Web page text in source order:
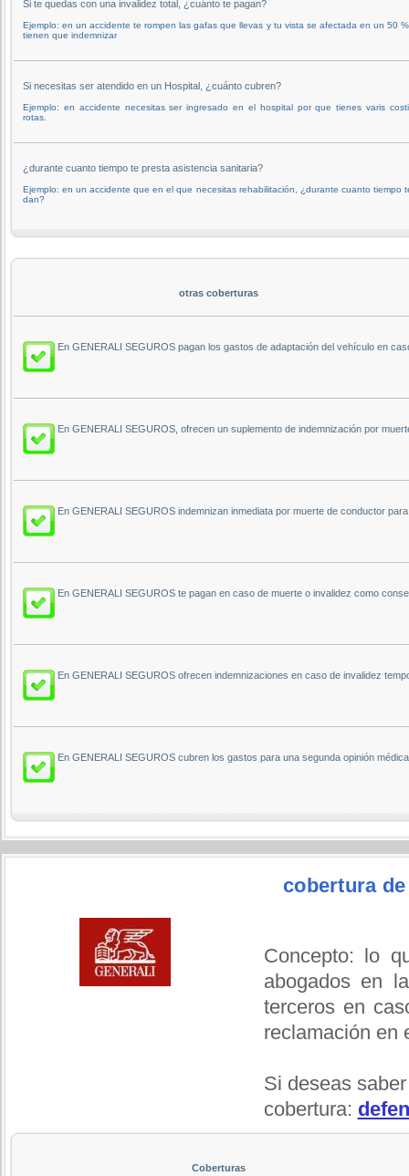
Si te quedas con una invalidez total, ¿cuánto te pagan?
Ejemplo: en un accidente te rompen las gafas que llevas y tu vista se afectada en un 50
tienen que indemnizar
Si necesitas ser atendido en un Hospital, ¿cuánto cubren?
Ejemplo: en accidente necesitas ser ingresado en el hospital por que tienes varis
rotas.
¿durante cuanto tiempo te presta asistencia sanitaria?
Ejemplo: en un accidente que en el que necesitas rehabilitación, ¿durante cuanto tiempo
dan?
otras coberturas
En GENERALI SEGUROS pagan los gastos de adaptación del vehículo en
En GENERALI SEGUROS, ofrecen un suplemento de indemnización por
En GENERALI SEGUROS indemnizan inmediata por muerte de conductor
En GENERALI SEGUROS te pagan en caso de muerte o invalidez como
En GENERALI SEGUROS ofrecen indemnizaciones en caso de invalidez
En GENERALI SEGUROS cubren los gastos para una segunda opinión
cobertura
Concepto: lo
abogados en
terceros en
reclamación en
Si deseas
cobertura:
Coberturas